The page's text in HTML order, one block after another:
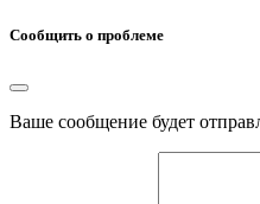
Сообщить о проблеме
Ваше сообщение будет